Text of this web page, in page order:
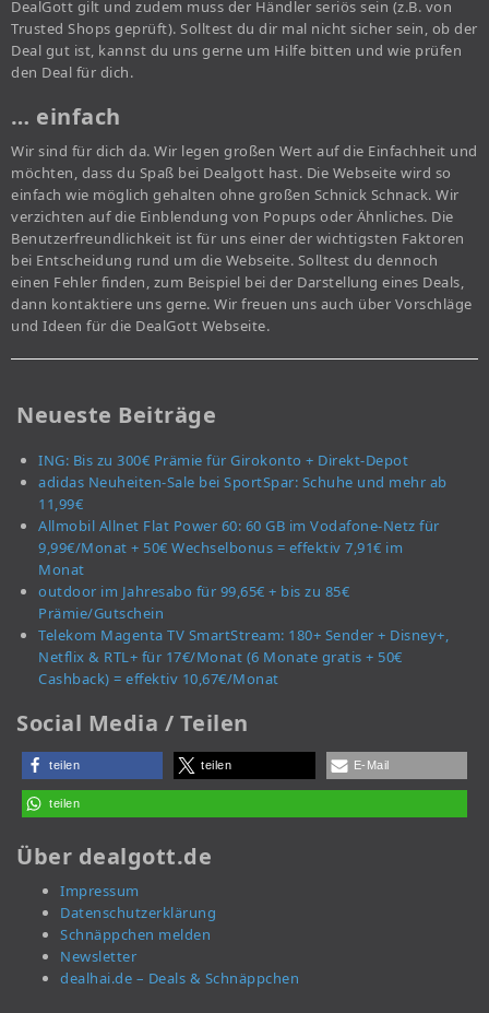
DealGott gilt und zudem muss der Händler seriös sein (z.B. von
Trusted Shops geprüft). Solltest du dir mal nicht sicher sein, ob der
Deal gut ist, kannst du uns gerne um Hilfe bitten und wie prüfen
den Deal für dich.
… einfach
Wir sind für dich da. Wir legen großen Wert auf die Einfachheit und
möchten, dass du Spaß bei Dealgott hast. Die Webseite wird so
einfach wie möglich gehalten ohne großen Schnick Schnack. Wir
verzichten auf die Einblendung von Popups oder Ähnliches. Die
Benutzerfreundlichkeit ist für uns einer der wichtigsten Faktoren
bei Entscheidung rund um die Webseite. Solltest du dennoch
einen Fehler finden, zum Beispiel bei der Darstellung eines Deals,
dann kontaktiere uns gerne. Wir freuen uns auch über Vorschläge
und Ideen für die DealGott Webseite.
Neueste Beiträge
ING: Bis zu 300€ Prämie für Girokonto + Direkt-Depot
adidas Neuheiten-Sale bei SportSpar: Schuhe und mehr ab
11,99€
Allmobil Allnet Flat Power 60: 60 GB im Vodafone-Netz für
9,99€/Monat + 50€ Wechselbonus = effektiv 7,91€ im
Monat
outdoor im Jahresabo für 99,65€ + bis zu 85€
Prämie/Gutschein
Telekom Magenta TV SmartStream: 180+ Sender + Disney+,
Netflix & RTL+ für 17€/Monat (6 Monate gratis + 50€
Cashback) = effektiv 10,67€/Monat
Social Media / Teilen
teilen teilen E-Mail
teilen
Über dealgott.de
Impressum
Datenschutzerklärung
Schnäppchen melden
Newsletter
dealhai.de – Deals & Schnäppchen